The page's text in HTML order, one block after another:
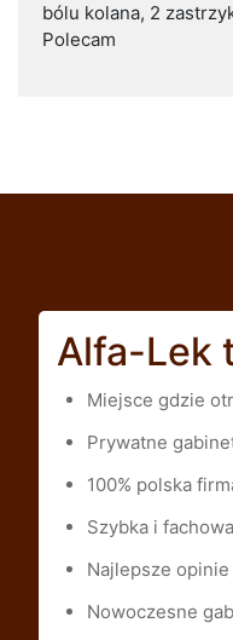
bólu kolana, 2
Polecam
Alfa-Lek
Miejsce gdzie
Prywatne
100% polska
Szybka i
Najlepsze opinie
Nowoczesne